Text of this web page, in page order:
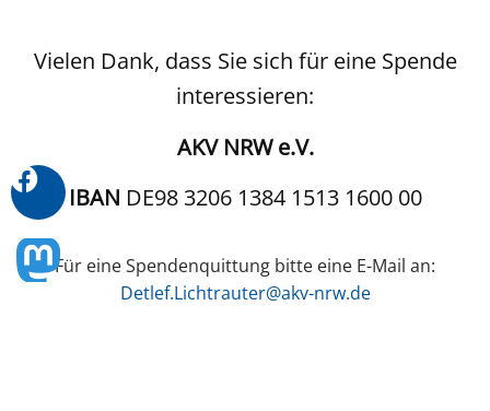
Vielen Dank, dass Sie sich für eine Spende
interessieren:
AKV NRW e.V.
IBAN DE98 3206 1384 1513 1600 00
Für eine Spendenquittung bitte eine E-Mail an:
Detlef.Lichtrauter@akv-nrw.de